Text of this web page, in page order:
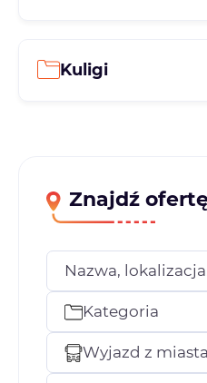
Kuligi
Znajdź
Nazwa,
Kategoria
Wyjazd z miasta